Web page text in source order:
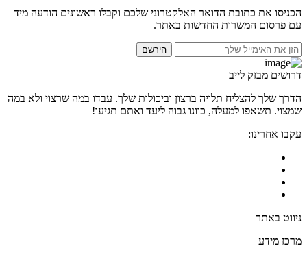
הכניסו את כתובת הדואר האלקטרוני שלכם וקבלו ראשונים הודעה מיד
עם פרסום המשרות החדשות באתר.
הירשם
דרושים מבזק לייב
הדרך שלך להצליח תלויה ברצון וביכולות שלך. עבדו במה שרצוי ולא במה
שמצוי. תשאפו למעלה, כוונו גבוה ליעד ואתם תגיעו!
עקבו אחרינו:
ניווט באתר
מרכז מידע